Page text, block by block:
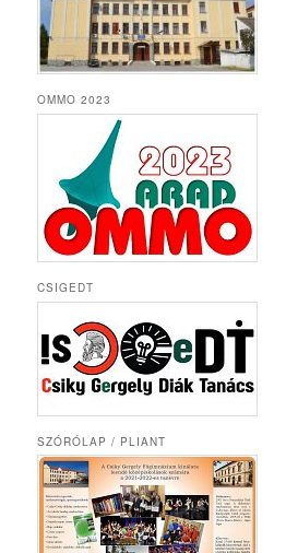
OMMO 2023
CSIGEDT
SZÓRÓLAP / PLIANT